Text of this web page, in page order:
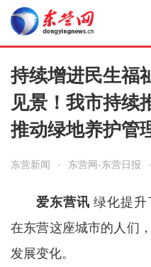
持续增进民生福
见景！我市持续
推动绿地养护管
东营新闻 · 东营网-东营日报 ·
爱东营讯 绿化提升
在东营这座城市的人们
发展变化。